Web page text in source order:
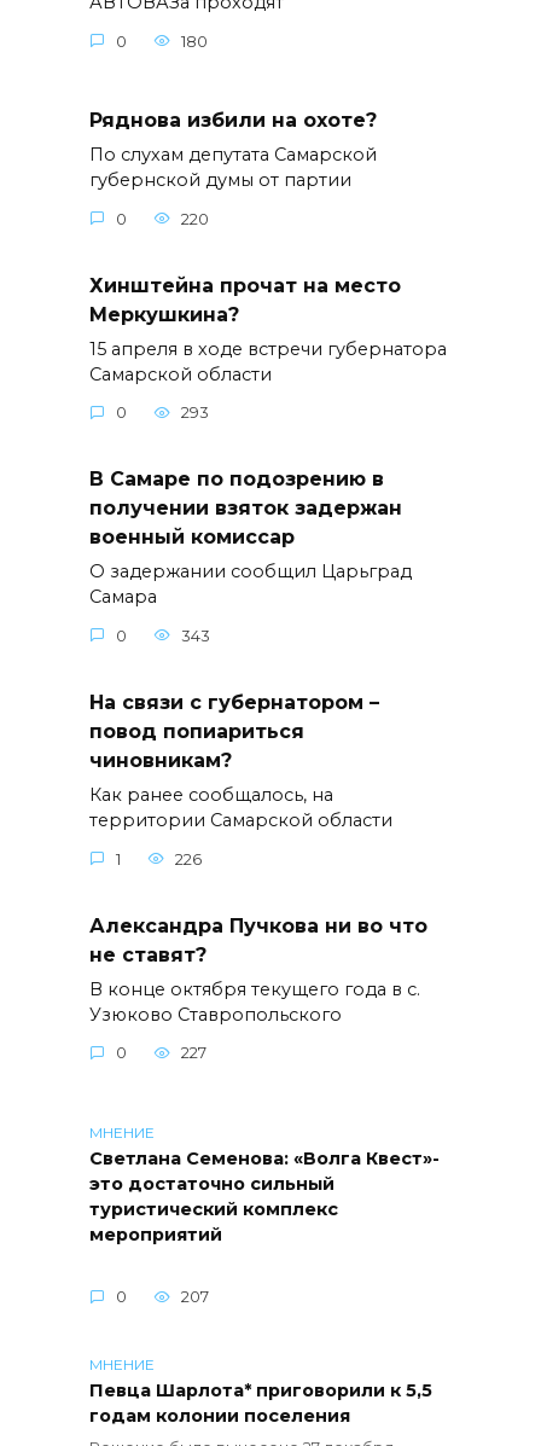
0 180
Ряднова избили на охоте?
По слухам депутата Самарской
губернской думы от партии
0 220
Хинштейна прочат на место
Меркушкина?
15 апреля в ходе встречи губернатора
Самарской области
0 293
В Самаре по подозрению в
получении взяток задержан
военный комиссар
О задержании сообщил Царьград
Самара
0 343
На связи с губернатором –
повод попиариться
чиновникам?
Как ранее сообщалось, на
территории Самарской области
1 226
Александра Пучкова ни во что
не ставят?
В конце октября текущего года в с.
Узюково Ставропольского
0 227
МНЕНИЕ
Светлана Семенова: «Волга Квест»-
это достаточно сильный
туристический комплекс
мероприятий
0 207
МНЕНИЕ
Певца Шарлота* приговорили к 5,5
годам колонии поселения